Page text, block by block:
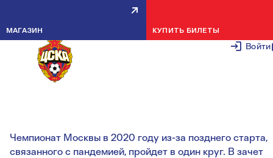
Войти
МАГАЗИН КУПИТЬ БИЛЕТЫ
СТАРТУЕМ В ЛЕТНЕМ
ПЕРВЕНСТВЕ МАТЧАМИ С
ЛОКОМОТИВОМ-2!
Чемпионат Москвы в 2020 году из-за позднего старта,
связанного с пандемией, пройдет в один круг. В зачет